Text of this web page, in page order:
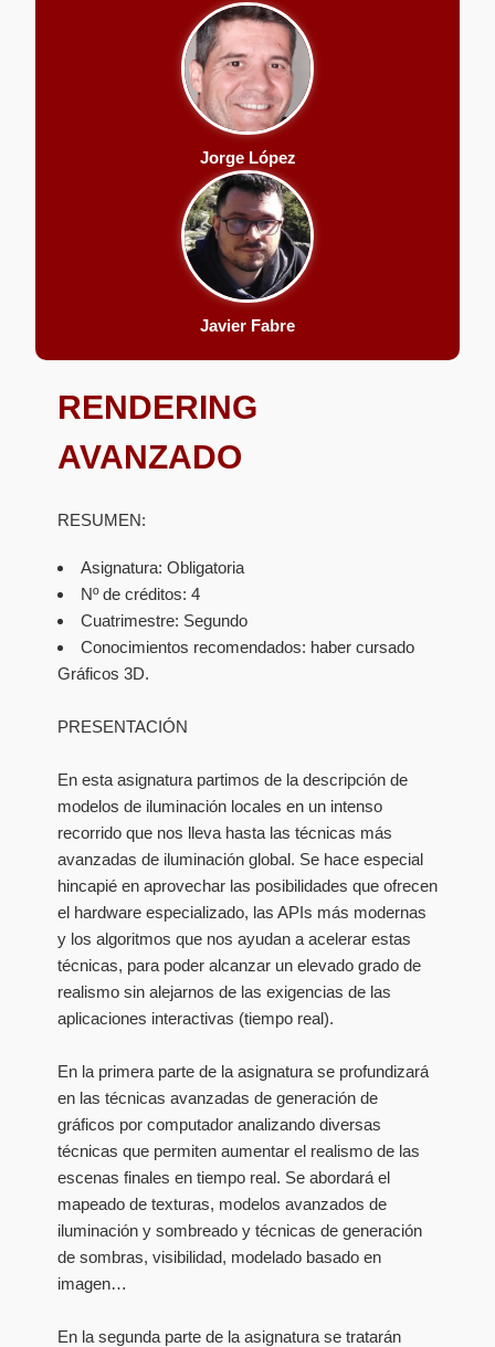
Jorge López
Javier Fabre
RENDERING
AVANZADO
RESUMEN:
Asignatura: Obligatoria
Nº de créditos: 4
Cuatrimestre: Segundo
Conocimientos recomendados: haber cursado
Gráficos 3D.
PRESENTACIÓN
En esta asignatura partimos de la descripción de
modelos de iluminación locales en un intenso
recorrido que nos lleva hasta las técnicas más
avanzadas de iluminación global. Se hace especial
hincapié en aprovechar las posibilidades que ofrecen
el hardware especializado, las APIs más modernas
y los algoritmos que nos ayudan a acelerar estas
técnicas, para poder alcanzar un elevado grado de
realismo sin alejarnos de las exigencias de las
aplicaciones interactivas (tiempo real).
En la primera parte de la asignatura se profundizará
en las técnicas avanzadas de generación de
gráficos por computador analizando diversas
técnicas que permiten aumentar el realismo de las
escenas finales en tiempo real. Se abordará el
mapeado de texturas, modelos avanzados de
iluminación y sombreado y técnicas de generación
de sombras, visibilidad, modelado basado en
imagen…
En la segunda parte de la asignatura se tratarán